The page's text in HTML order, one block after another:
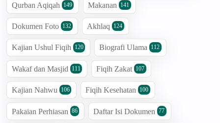
Qurban Aqiqah 149 Makanan 141
Dokumen Foto 132 Akhlaq 124
Kajian Ushul Fiqih 120 Biografi Ulama 112
Wakaf dan Masjid 111 Fiqih Zakat 107
Kajian Nahwu 106 Fiqih Kesehatan 100
Pakaian Perhiasan 86 Daftar Isi Dokumen 77